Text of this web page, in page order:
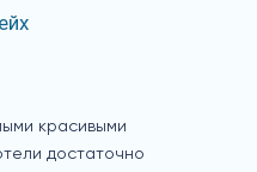
красивыми
достаточно